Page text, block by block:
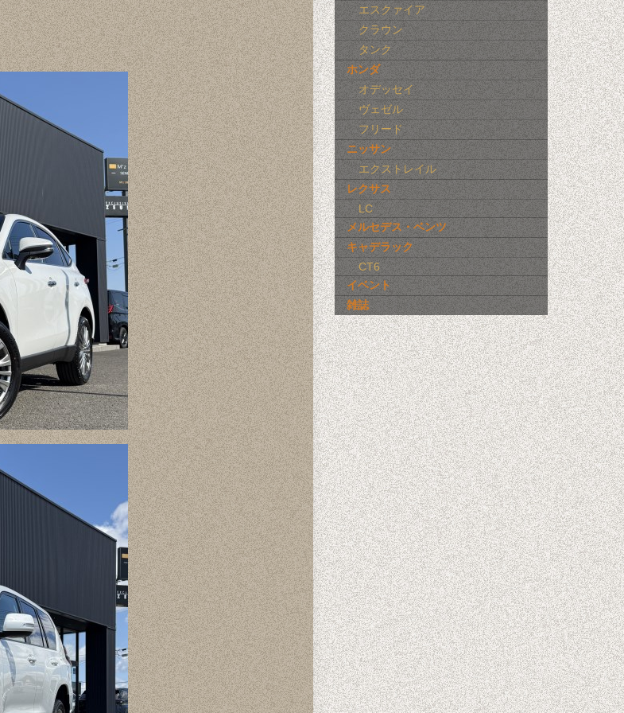
エスクァイア
クラウン
タンク
ホンダ
オデッセイ
ヴェゼル
フリード
ニッサン
エクストレイル
レクサス
LC
メルセデス・ベンツ
キャデラック
CT6
イベント
雑誌